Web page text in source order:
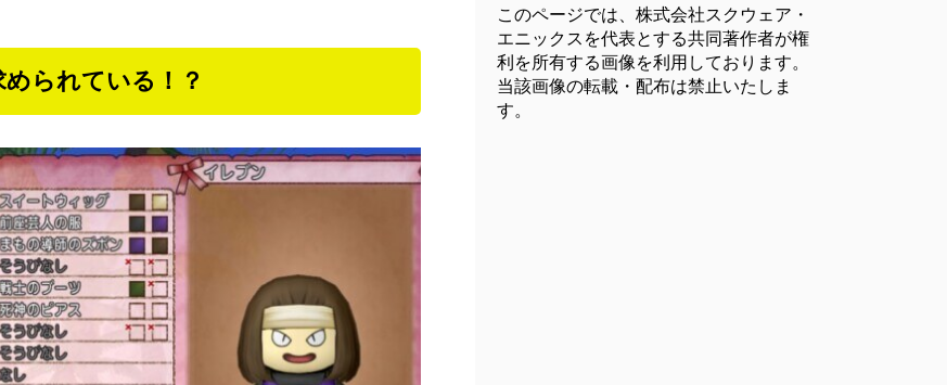
られている！？
このページでは、株式会社スクウェア・
エニックスを代表とする共同著作者が権
利を所有する画像を利用しております。
当該画像の転載・配布は禁止いたしま
す。